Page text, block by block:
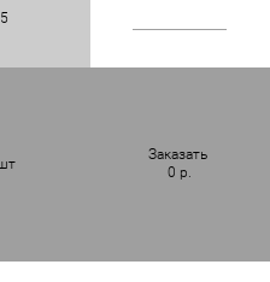
Заказать
0 р.